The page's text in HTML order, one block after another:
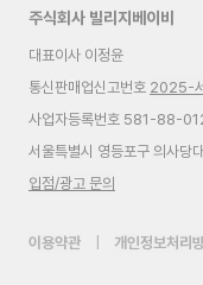
주식회사 빌리지베이비
대표이사 이정윤
통신판매업신고번호 2025-
사업자등록번호 581-88-
서울특별시 영등포구 의사당
입점/광고 문의
이용약관 개인정보처리